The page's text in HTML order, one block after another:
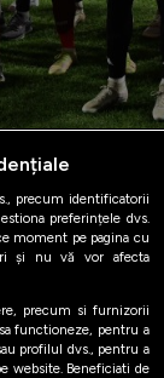
precum identificatorii
preferințele dvs.
moment pe pagina cu
și nu vă vor afecta
precum si furnizorii
functioneze, pentru a
profilul dvs., pentru a
website. Beneficiati de